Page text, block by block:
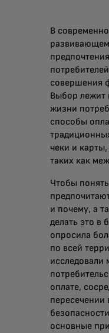
В
совершения
Выбор лежит
жизни
способы
чеки и
таких как
Чтобы
и почему, а
делать это
опросила
по всей
оплате,
пересечении
основные